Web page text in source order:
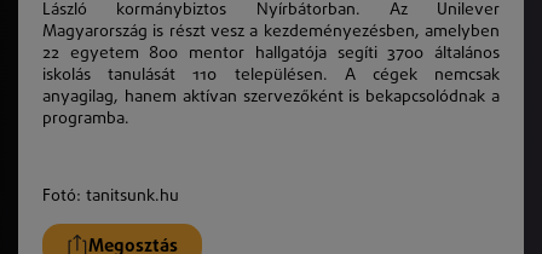
László kormánybiztos Nyírbátorban. Az Unilever
Magyarország is részt vesz a kezdeményezésben, amelyben
22 egyetem 800 mentor hallgatója segíti 3700 általános
iskolás tanulását 110 településen. A cégek nemcsak
anyagilag, hanem aktívan szervezőként is bekapcsolódnak a
programba.
Fotó: tanitsunk.hu
Megosztás